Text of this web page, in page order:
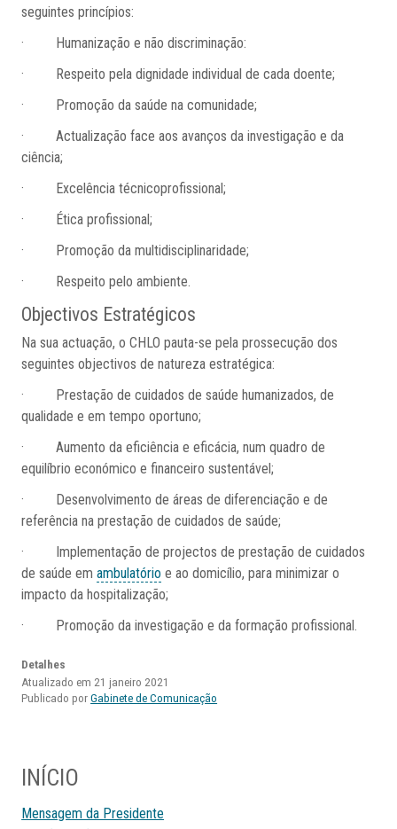
seguintes princípios:
· Humanização e não discriminação:
· Respeito pela dignidade individual de cada doente;
· Promoção da saúde na comunidade;
· Actualização face aos avanços da investigação e da
ciência;
· Excelência técnicoprofissional;
· Ética profissional;
· Promoção da multidisciplinaridade;
· Respeito pelo ambiente.
Objectivos Estratégicos
Na sua actuação, o CHLO pauta-se pela prossecução dos
seguintes objectivos de natureza estratégica:
· Prestação de cuidados de saúde humanizados, de
qualidade e em tempo oportuno;
· Aumento da eficiência e eficácia, num quadro de
equilíbrio económico e financeiro sustentável;
· Desenvolvimento de áreas de diferenciação e de
referência na prestação de cuidados de saúde;
· Implementação de projectos de prestação de cuidados
de saúde emambulatório e ao domicílio, para minimizar o
impacto da hospitalização;
· Promoção da investigação e da formação profissional.
Detalhes
Atualizado em 21 janeiro 2021
Publicado porGabinete de Comunicação
INÍCIO
Mensagem da Presidente